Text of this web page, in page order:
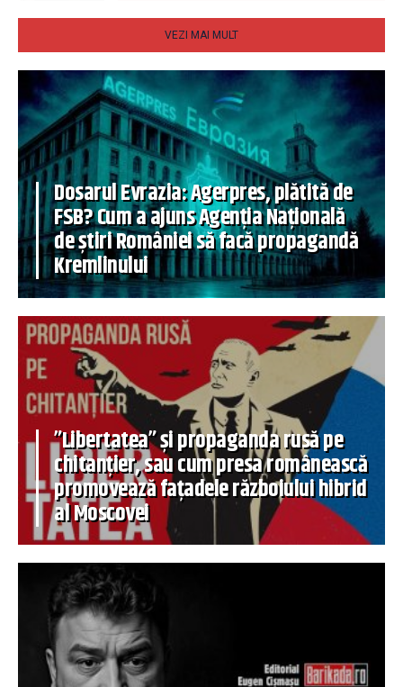
VEZI MAI MULT
Dosarul Evrazia: Agerpres, plătită de
FSB? Cum a ajuns Agenția Națională
de știri României să facă propagandă
Kremlinului
”Libertatea” și propaganda rusă pe
chitanțier, sau cum presa românească
promovează fațadele războiului hibrid
al Moscovei